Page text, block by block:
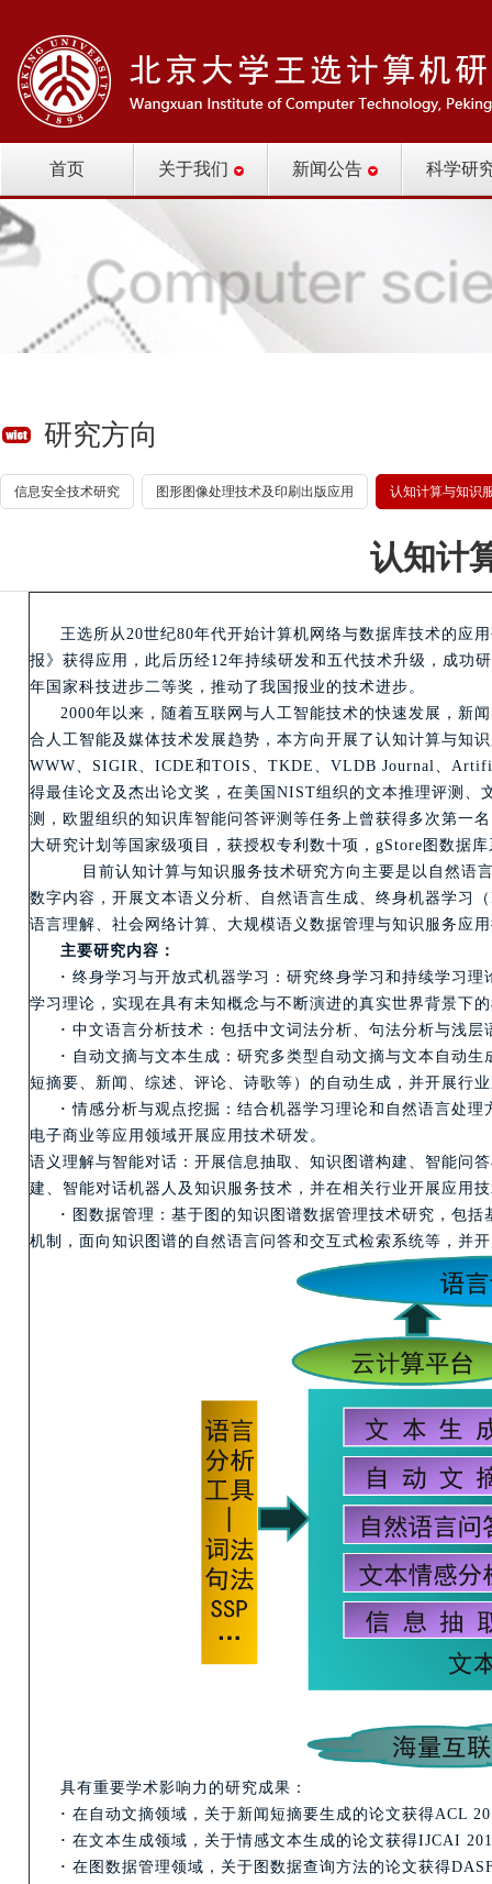
首页 关于我们 新闻公告 科学研
研究方向
信息安全技术研究 图形图像处理技术及印刷出版应用 认知计算与知识
认知计
王选所从20世纪80年代开始计算机网络与数据库技术的应
报》获得应用，此后历经12年持续研发和五代技术升级，成功
年国家科技进步二等奖，推动了我国报业的技术进步。
2000年以来，随着互联网与人工智能技术的快速发展，新
合人工智能及媒体技术发展趋势，本方向开展了认知计算与
WWW、SIGIR、ICDE和TOIS、TKDE、VLDB Journal、
得最佳论文及杰出论文奖，在美国NIST组织的文本推理评测
测，欧盟组织的知识库智能问答评测等任务上曾获得多次第一
大研究计划等国家级项目，获授权专利数十项，gStore图数据
目前认知计算与知识服务技术研究方向主要是以自然语
数字内容，开展文本语义分析、自然语言生成、终身机器学习
语言理解、社会网络计算、大规模语义数据管理与知识服务应
主要研究内容：
· 终身学习与开放式机器学习：研究终身学习和持续学习
学习理论，实现在具有未知概念与不断演进的真实世界背景下
· 中文语言分析技术：包括中文词法分析、句法分析与浅
· 自动文摘与文本生成：研究多类型自动文摘与文本自动
短摘要、新闻、综述、评论、诗歌等）的自动生成，并开展行
·情感分析与观点挖掘：结合机器学习理论和自然语言处
电子商业等应用领域开展应用技术研发。
语义理解与智能对话：开展信息抽取、知识图谱构建、智能问
建、智能对话机器人及知识服务技术，并在相关行业开展应用
· 图数据管理：基于图的知识图谱数据管理技术研究，包
机制，面向知识图谱的自然语言问答和交互式检索系统等，并
具有重要学术影响力的研究成果：
· 在自动文摘领域，关于新闻短摘要生成的论文获得ACL
· 在文本生成领域，关于情感文本生成的论文获得IJCAI
· 在图数据管理领域，关于图数据查询方法的论文获得